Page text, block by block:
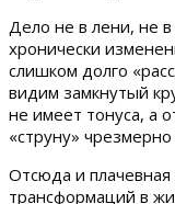
Дело не в лени, не в
хронически
слишком долго
видим замкнутый
не имеет тонуса, а
«струну»
Отсюда и плачевная
трансформаций в